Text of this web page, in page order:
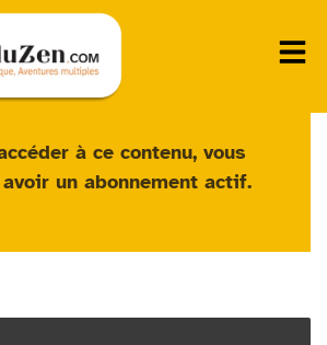
à ce contenu, vous
un abonnement actif.